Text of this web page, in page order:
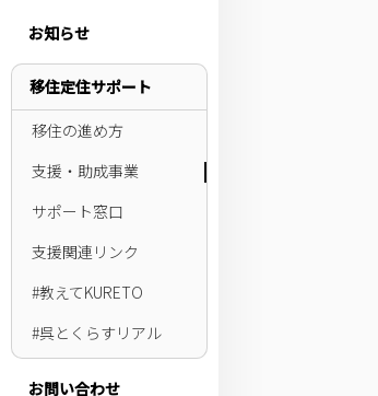
お知らせ
移住定住サポート
移住の進め方
支援・助成事業
サポート窓口
支援関連リンク
#教えてKURETO
#呉とくらすリアル
お問い合わせ